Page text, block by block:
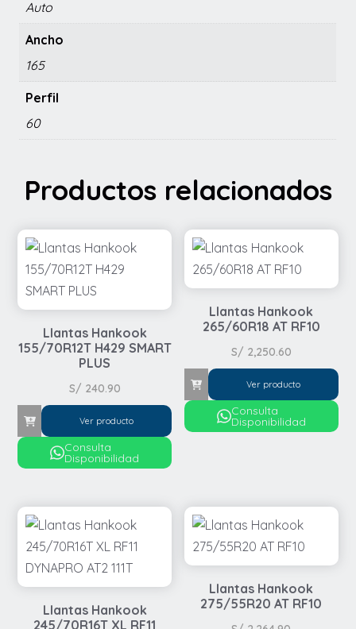
Auto
Ancho
165
Perfil
60
Productos relacionados
Llantas Hankook
155/70R12T H429 SMART
PLUS
S/ 240.90
Ver producto
Consulta
Disponibilidad
Llantas Hankook
265/60R18 AT RF10
S/ 2,250.60
Ver producto
Consulta
Disponibilidad
Llantas Hankook
245/70R16T XL RF11
Llantas Hankook
275/55R20 AT RF10